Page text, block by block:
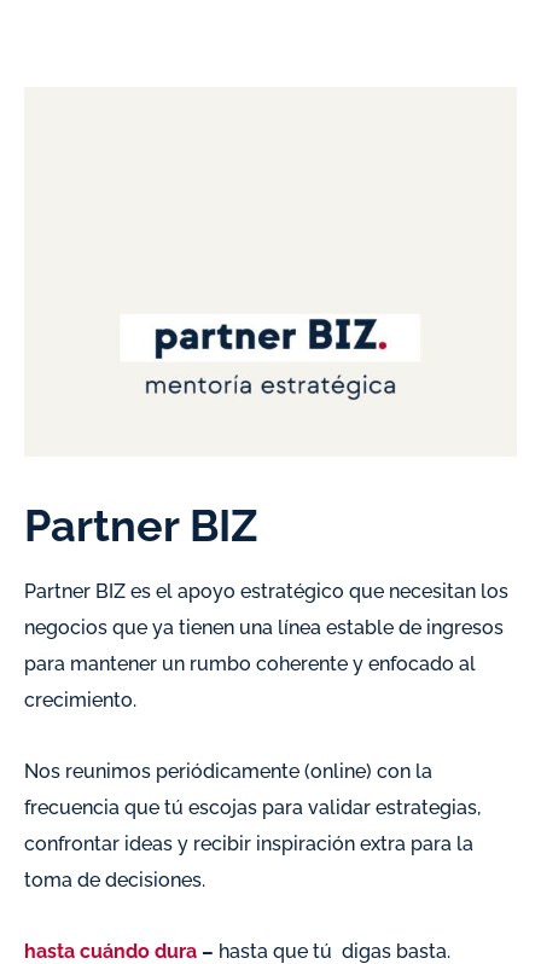
Partner BIZ
Partner BIZ es el apoyo estratégico que necesitan los
negocios que ya tienen una línea estable de ingresos
para mantener un rumbo coherente y enfocado al
crecimiento.
Nos reunimos periódicamente (online) con la
frecuencia que tú escojas para validar estrategias,
confrontar ideas y recibir inspiración extra para la
toma de decisiones.
hasta cuándo dura – hasta que tú digas basta.